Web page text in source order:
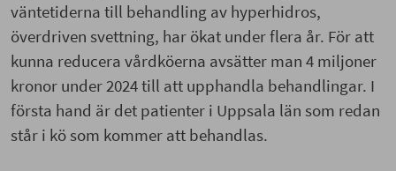
väntetiderna till behandling av hyperhidros,
överdriven svettning, har ökat under flera år. För att
kunna reducera vårdköerna avsätter man 4 miljoner
kronor under 2024 till att upphandla behandlingar. I
första hand är det patienter i Uppsala län som redan
står i kö som kommer att behandlas.